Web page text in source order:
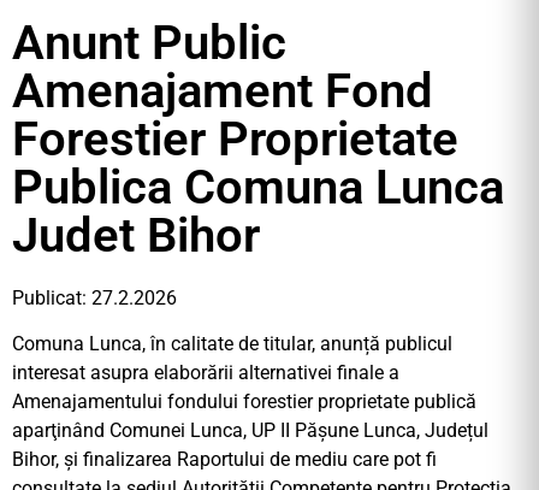
Anunt Public
Amenajament Fond
Forestier Proprietate
Publica Comuna Lunca
Judet Bihor
Publicat: 27.2.2026
Comuna Lunca, în calitate de titular, anunță publicul
interesat asupra elaborării alternativei finale a
Amenajamentului fondului forestier proprietate publică
aparţinând Comunei Lunca, UP II Pășune Lunca, Județul
Bihor, și finalizarea Raportului de mediu care pot fi